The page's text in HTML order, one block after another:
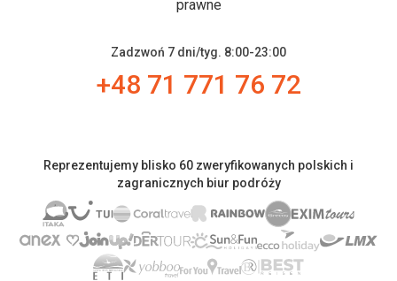
prawne
Zadzwoń 7 dni/tyg. 8:00-23:00
+48 71 771 76 72
Reprezentujemy blisko 60 zweryfikowanych polskich i
zagranicznych biur podróży